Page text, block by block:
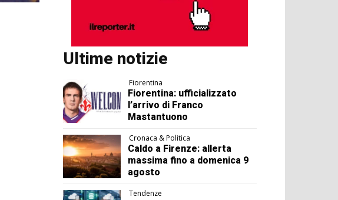
Ultime notizie
Fiorentina
Fiorentina: ufficializzato
l’arrivo di Franco
Mastantuono
Cronaca & Politica
Caldo a Firenze: allerta
massima fino a domenica 9
agosto
Tendenze